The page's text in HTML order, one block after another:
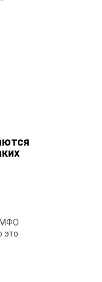
МФО
это